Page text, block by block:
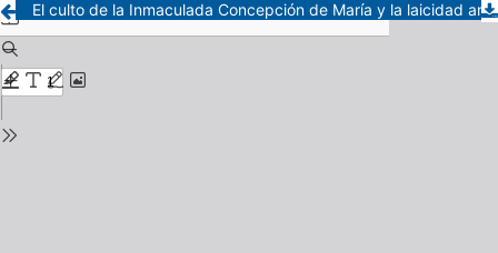
El culto de la Inmaculada Concepción de María y la laicidad argentina del siglo XX